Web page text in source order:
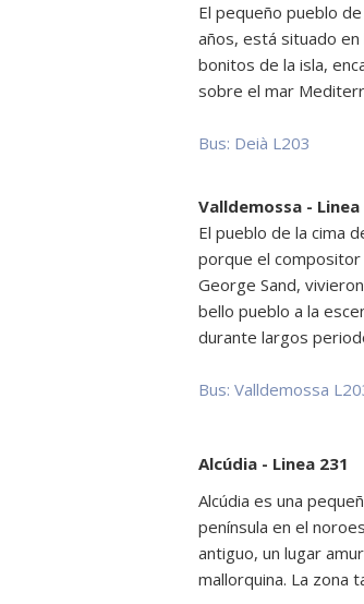
El pequeño pueblo de
años, está situado
bonitos de la isla,
sobre el mar
Bus: Deià L203
Valldemossa - Linea
El pueblo de la cima
porque el compositor
George Sand,
bello pueblo a la
durante largos
Bus: Valldemossa
Alcúdia - Linea 231
Alcúdia es una
península en el
antiguo, un lugar
mallorquina. La zona